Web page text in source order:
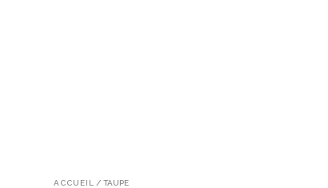
ACCUEIL / TAUPE